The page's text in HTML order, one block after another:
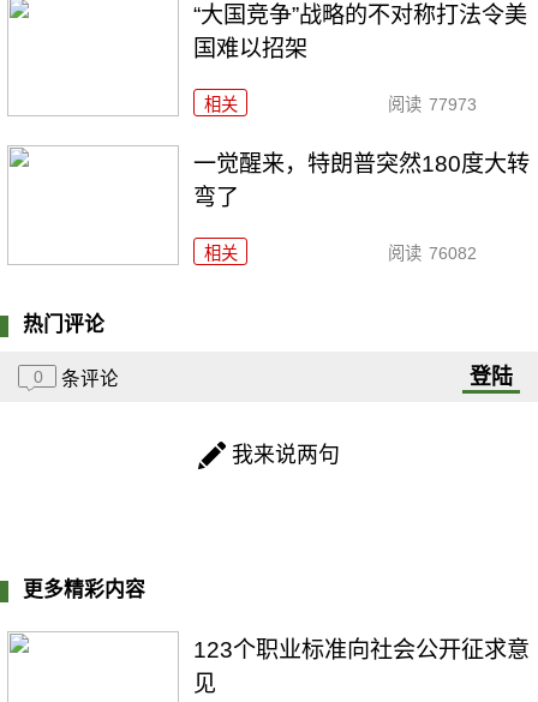
“大国竞争”战略的不对称打法令美
国难以招架
相关 阅读 77973
一觉醒来，特朗普突然180度大转
弯了
相关 阅读 76082
热门评论
0 条评论 登陆
我来说两句
更多精彩内容
123个职业标准向社会公开征求意
见